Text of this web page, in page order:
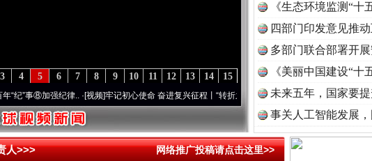
15
14
13
12
11
10
9
8
7
6
5
4
3
⑧加强纪律..·[视频]牢记初心使命 奋进复兴征程丨“转折之城”激荡.. ·[视频]牢记初心使命 奋进复兴
《生态环境监测“
读
四部门印发意见推
多部门联合部署开
《美丽中国建设“十
未来五年，国家要
事关人工智能发展
人>>> 网络推广投稿请点击这里>>